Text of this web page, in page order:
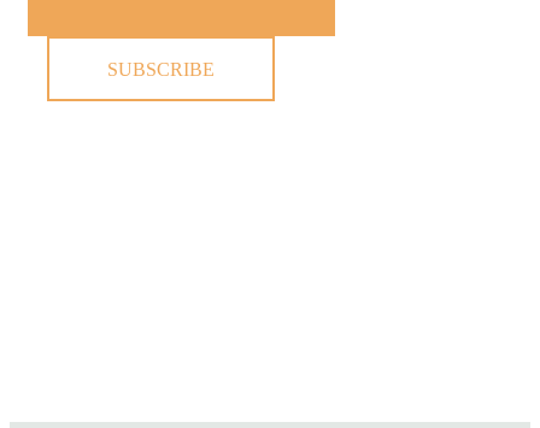
SUBSCRIBE